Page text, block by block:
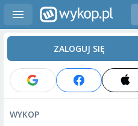
ZALOGUJ SIĘ
WYKOP